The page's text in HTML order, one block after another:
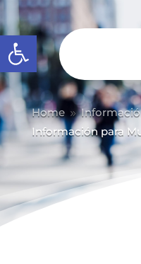
Abrir barra de
Home 9
Información para